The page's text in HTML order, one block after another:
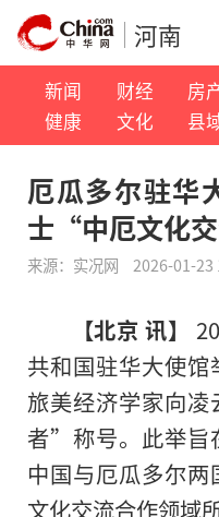
河南
新闻 财经 房
健康
文化 县
厄瓜多尔驻华
士“中厄文化
来源： 实况网 2026-01-23
【北京 讯】
共和国驻华大使
旅美经济学家向
者”称号。此举旨
中国与厄瓜多尔
文化交流合作领域